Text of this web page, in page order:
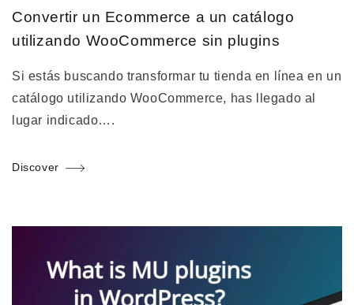
Convertir un Ecommerce a un catálogo
utilizando WooCommerce sin plugins
Si estás buscando transformar tu tienda en línea en un
catálogo utilizando WooCommerce, has llegado al
lugar indicado….
Discover